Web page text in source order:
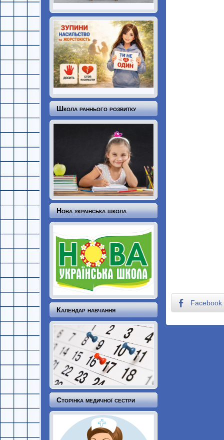
Школа раннього розвитку
Нова українська школа
Календар навчання
Сторінка медичної сестри
Facebook